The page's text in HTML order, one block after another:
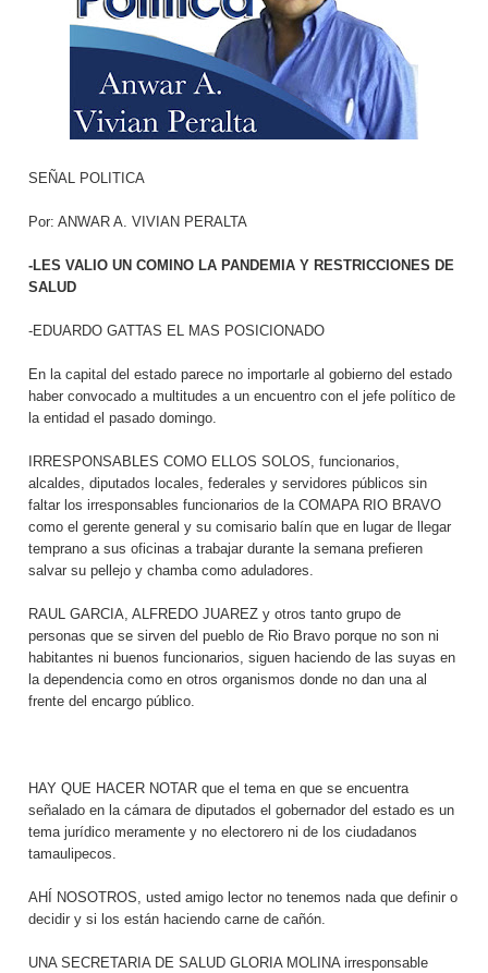
SEÑAL POLITICA
Por: ANWAR A. VIVIAN PERALTA
-LES VALIO UN COMINO LA PANDEMIA Y RESTRICCIONES DE
SALUD
-EDUARDO GATTAS EL MAS POSICIONADO
En la capital del estado parece no importarle al gobierno del estado
haber convocado a multitudes a un encuentro con el jefe político de
la entidad el pasado domingo.
IRRESPONSABLES COMO ELLOS SOLOS, funcionarios,
alcaldes, diputados locales, federales y servidores públicos sin
faltar los irresponsables funcionarios de la COMAPA RIO BRAVO
como el gerente general y su comisario balín que en lugar de llegar
temprano a sus oficinas a trabajar durante la semana prefieren
salvar su pellejo y chamba como aduladores.
RAUL GARCIA, ALFREDO JUAREZ y otros tanto grupo de
personas que se sirven del pueblo de Rio Bravo porque no son ni
habitantes ni buenos funcionarios, siguen haciendo de las suyas en
la dependencia como en otros organismos donde no dan una al
frente del encargo público.
HAY QUE HACER NOTAR que el tema en que se encuentra
señalado en la cámara de diputados el gobernador del estado es un
tema jurídico meramente y no electorero ni de los ciudadanos
tamaulipecos.
AHÍ NOSOTROS, usted amigo lector no tenemos nada que definir o
decidir y si los están haciendo carne de cañón.
UNA SECRETARIA DE SALUD GLORIA MOLINA irresponsable